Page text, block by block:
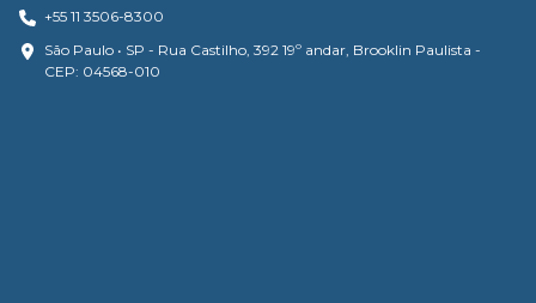
+55 11 3506-8300
São Paulo • SP - Rua Castilho, 392 19º andar, Brooklin Paulista -
CEP: 04568-010